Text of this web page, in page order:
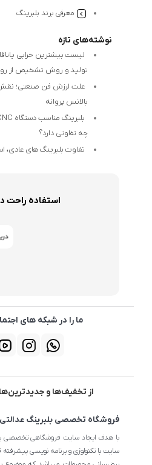
معرفی برند بلبرینگ
نوشته‌های تازه
لیست بیشترین خرابی‌
تولید و روش تشخیص از
علت لرزش فن صنعتی؛
بالانس پروانه
چه تفاوتی دارد؟
تفاوت بلبرینگ های عادی،
استفاده راحت
ما را در شبکه های
از تخفیف‌ها و
فروشگاه تخصصی بلبرینگ عدالتی
با هدف ایجاد سایت فروشگاهی تخصصی
سایت با تکنولوژی و برنامه نویسی